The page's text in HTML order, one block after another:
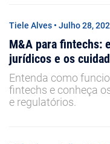
Tiele Alves • Julho 28,
M&A para fintechs:
jurídicos e os
Entenda como
fintechs e conheça
e regulatórios.